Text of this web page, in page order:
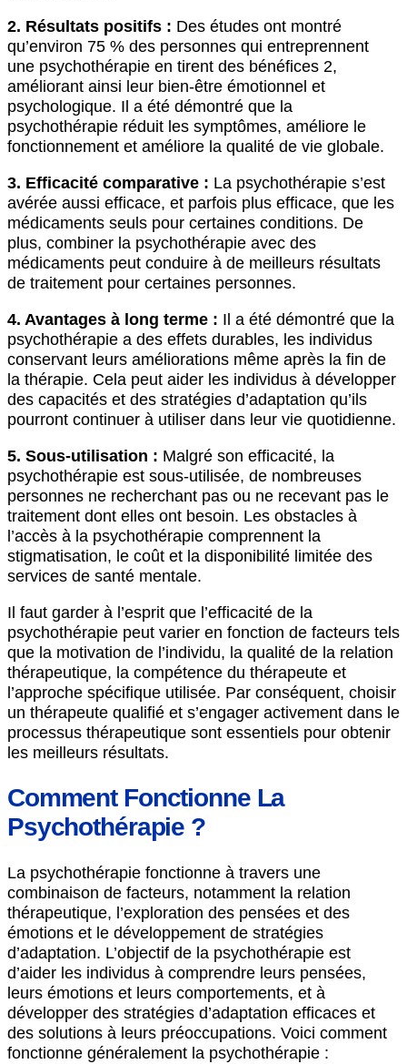
2. Résultats positifs : Des études ont montré
qu’environ 75 % des personnes qui entreprennent
une psychothérapie en tirent des bénéfices 2,
améliorant ainsi leur bien-être émotionnel et
psychologique. Il a été démontré que la
psychothérapie réduit les symptômes, améliore le
fonctionnement et améliore la qualité de vie globale.
3. Efficacité comparative : La psychothérapie s’est
avérée aussi efficace, et parfois plus efficace, que les
médicaments seuls pour certaines conditions. De
plus, combiner la psychothérapie avec des
médicaments peut conduire à de meilleurs résultats
de traitement pour certaines personnes.
4. Avantages à long terme : Il a été démontré que la
psychothérapie a des effets durables, les individus
conservant leurs améliorations même après la fin de
la thérapie. Cela peut aider les individus à développer
des capacités et des stratégies d’adaptation qu’ils
pourront continuer à utiliser dans leur vie quotidienne.
5. Sous-utilisation : Malgré son efficacité, la
psychothérapie est sous-utilisée, de nombreuses
personnes ne recherchant pas ou ne recevant pas le
traitement dont elles ont besoin. Les obstacles à
l’accès à la psychothérapie comprennent la
stigmatisation, le coût et la disponibilité limitée des
services de santé mentale.
Il faut garder à l’esprit que l’efficacité de la
psychothérapie peut varier en fonction de facteurs tels
que la motivation de l’individu, la qualité de la relation
thérapeutique, la compétence du thérapeute et
l’approche spécifique utilisée. Par conséquent, choisir
un thérapeute qualifié et s’engager activement dans le
processus thérapeutique sont essentiels pour obtenir
les meilleurs résultats.
Comment Fonctionne La
Psychothérapie ?
La psychothérapie fonctionne à travers une
combinaison de facteurs, notamment la relation
thérapeutique, l’exploration des pensées et des
émotions et le développement de stratégies
d’adaptation. L’objectif de la psychothérapie est
d’aider les individus à comprendre leurs pensées,
leurs émotions et leurs comportements, et à
développer des stratégies d’adaptation efficaces et
des solutions à leurs préoccupations. Voici comment
fonctionne généralement la psychothérapie :